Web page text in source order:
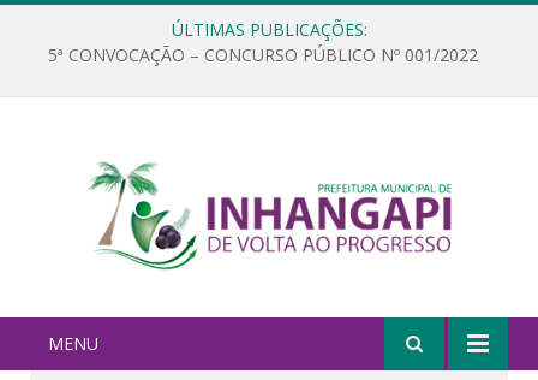
ÚLTIMAS PUBLICAÇÕES:
5ª CONVOCAÇÃO – CONCURSO PÚBLICO Nº 001/2022
MENU